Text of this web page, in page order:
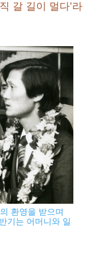
갈 길이 멀다’라
환영을 받으며
기는 어머니와 일